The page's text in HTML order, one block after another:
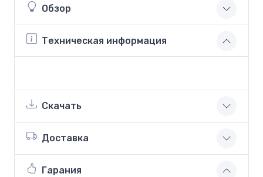
Обзор
Техническая информация
Скачать
Доставка
Гарания